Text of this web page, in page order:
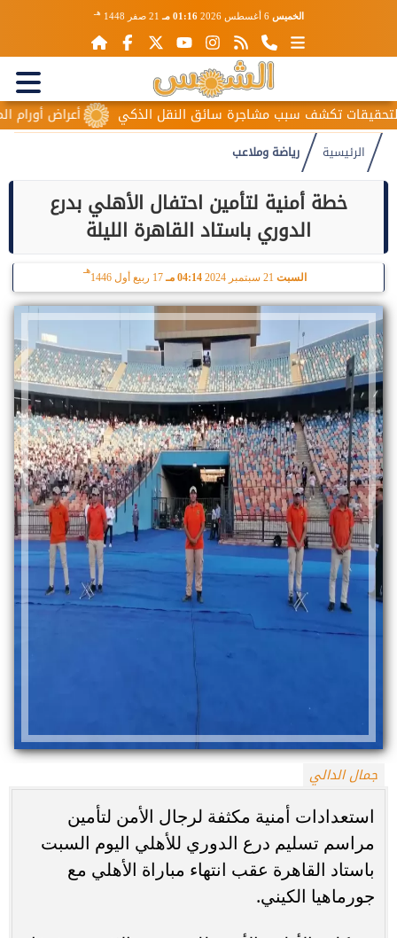
الخميس 6 أغسطس 2026 01:16 مـ 21 صفر 1448 هـ
أعراض أورام تكشف سبب مشاجرة سائق النقل الذكي
الرئيسية رياضة وملاعب
خطة أمنية لتأمين احتفال الأهلي بدرع
الدوري باستاد القاهرة الليلة
السبت 04:14 مـ 17 ربيع أول 1446
هـ
جمال الدالي
استعدادات أمنية مكثفة لرجال الأمن لتأمين
مراسم تسليم درع الدوري للأهلي اليوم السبت
باستاد القاهرة عقب انتهاء مباراة الأهلي مع
جورماهيا الكيني.